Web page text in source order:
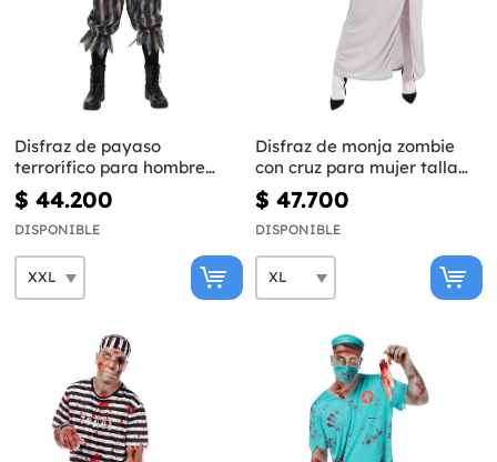
Disfraz de payaso
terrorífico para hombre
talla grande
$ 44.200
DISPONIBLE
Disfraz de monja zombie
con cruz para mujer talla
grande
$ 47.700
DISPONIBLE